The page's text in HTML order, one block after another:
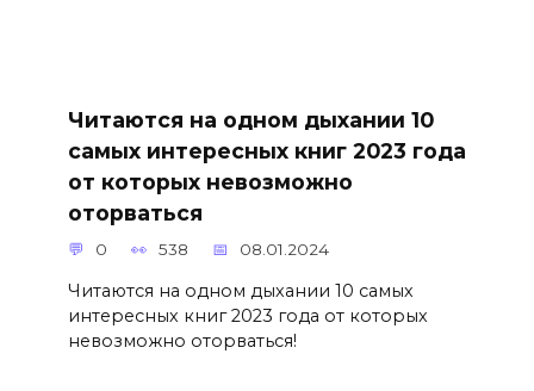
Читаются на одном дыхании 10
самых интересных книг 2023 года
от которых невозможно
оторваться
0 538 08.01.2024
Читаются на одном дыхании 10 самых
интересных книг 2023 года от которых
невозможно оторваться!